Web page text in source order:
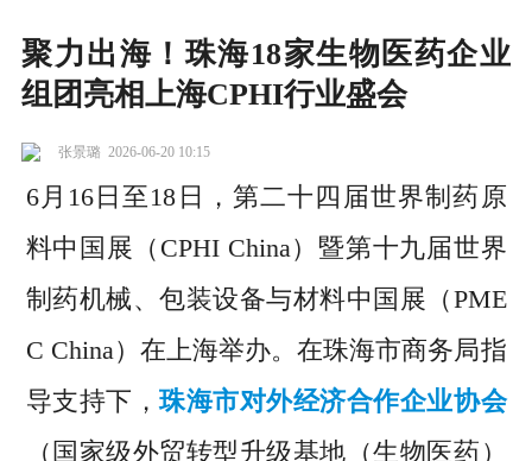
聚力出海！珠海18家生物医药企业
组团亮相上海CPHI行业盛会
张景璐 2026-06-20 10:15
6月16日至18日，第二十四届世界制药原
料中国展（CPHI China）暨第十九届世界
制药机械、包装设备与材料中国展（PME
C China）在上海举办。在珠海市商务局指
导支持下，珠海市对外经济合作企业协会
（国家级外贸转型升级基地（生物医药）